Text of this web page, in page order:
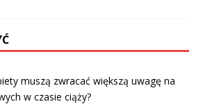
muszą zwracać większą uwagę na
w czasie ciąży?